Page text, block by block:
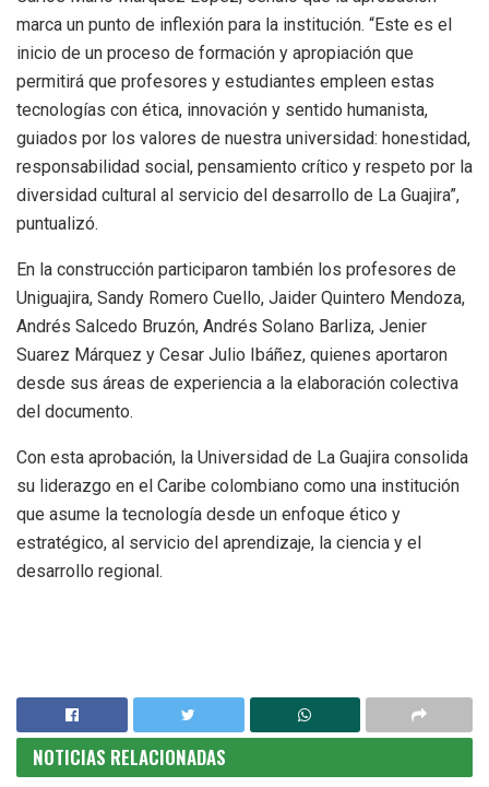
marca un punto de inflexión para la institución. “Este es el
inicio de un proceso de formación y apropiación que
permitirá que profesores y estudiantes empleen estas
tecnologías con ética, innovación y sentido humanista,
guiados por los valores de nuestra universidad: honestidad,
responsabilidad social, pensamiento crítico y respeto por la
diversidad cultural al servicio del desarrollo de La Guajira”,
puntualizó.
En la construcción participaron también los profesores de
Uniguajira, Sandy Romero Cuello, Jaider Quintero Mendoza,
Andrés Salcedo Bruzón, Andrés Solano Barliza, Jenier
Suarez Márquez y Cesar Julio Ibáñez, quienes aportaron
desde sus áreas de experiencia a la elaboración colectiva
del documento.
Con esta aprobación, la Universidad de La Guajira consolida
su liderazgo en el Caribe colombiano como una institución
que asume la tecnología desde un enfoque ético y
estratégico, al servicio del aprendizaje, la ciencia y el
desarrollo regional.
NOTICIAS RELACIONADAS